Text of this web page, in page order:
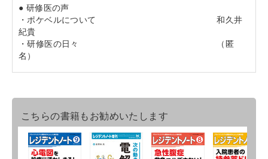
● 研修医の声
・ポケベルについて 和久井
紀貴
・研修医の日々 （匿
名）
こちらの書籍もお勧めいたします